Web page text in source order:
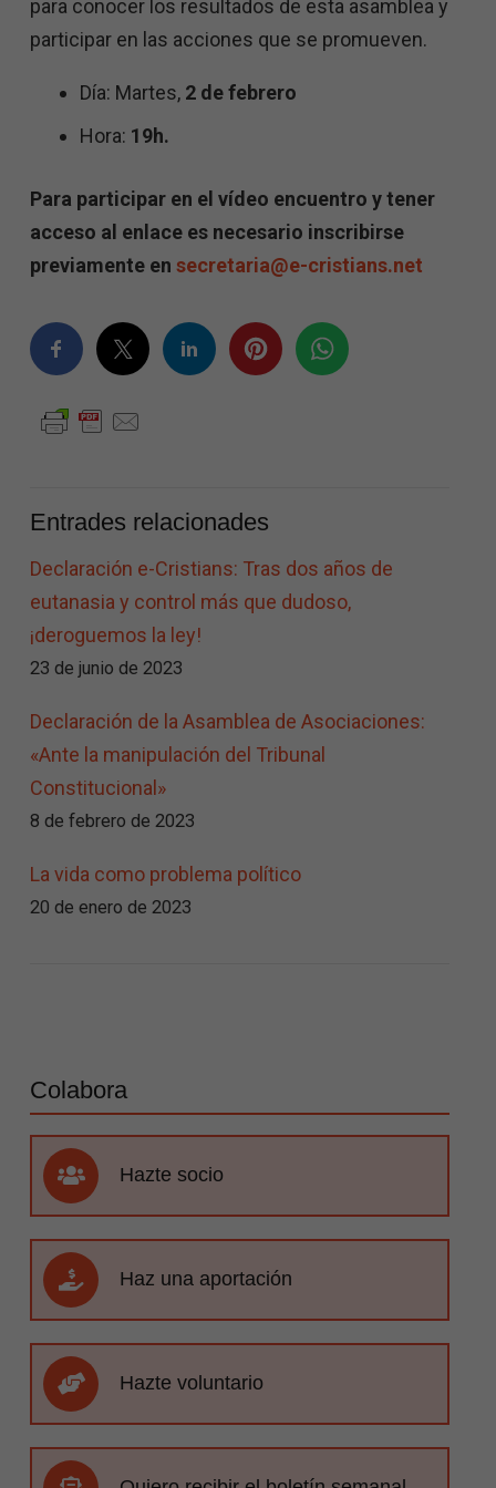
para conocer los resultados de esta asamblea y
participar en las acciones que se promueven.
Día: Martes, 2 de febrero
Hora: 19h.
Para participar en el vídeo encuentro y tener
acceso al enlace es necesario inscribirse
previamente en secretaria@e-cristians.net
Entrades relacionades
Declaración e-Cristians: Tras dos años de
eutanasia y control más que dudoso,
¡deroguemos la ley!
23 de junio de 2023
Declaración de la Asamblea de Asociaciones:
«Ante la manipulación del Tribunal
Constitucional»
8 de febrero de 2023
La vida como problema político
20 de enero de 2023
Colabora
Hazte socio
Haz una aportación
Hazte voluntario